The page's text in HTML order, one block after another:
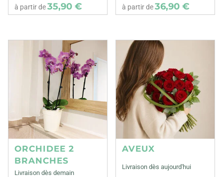
à partir de35,90 € à partir de36,90 €
ORCHIDEE 2
BRANCHES
Livraison dès demain
AVEUX
Livraison dès aujourd'hui